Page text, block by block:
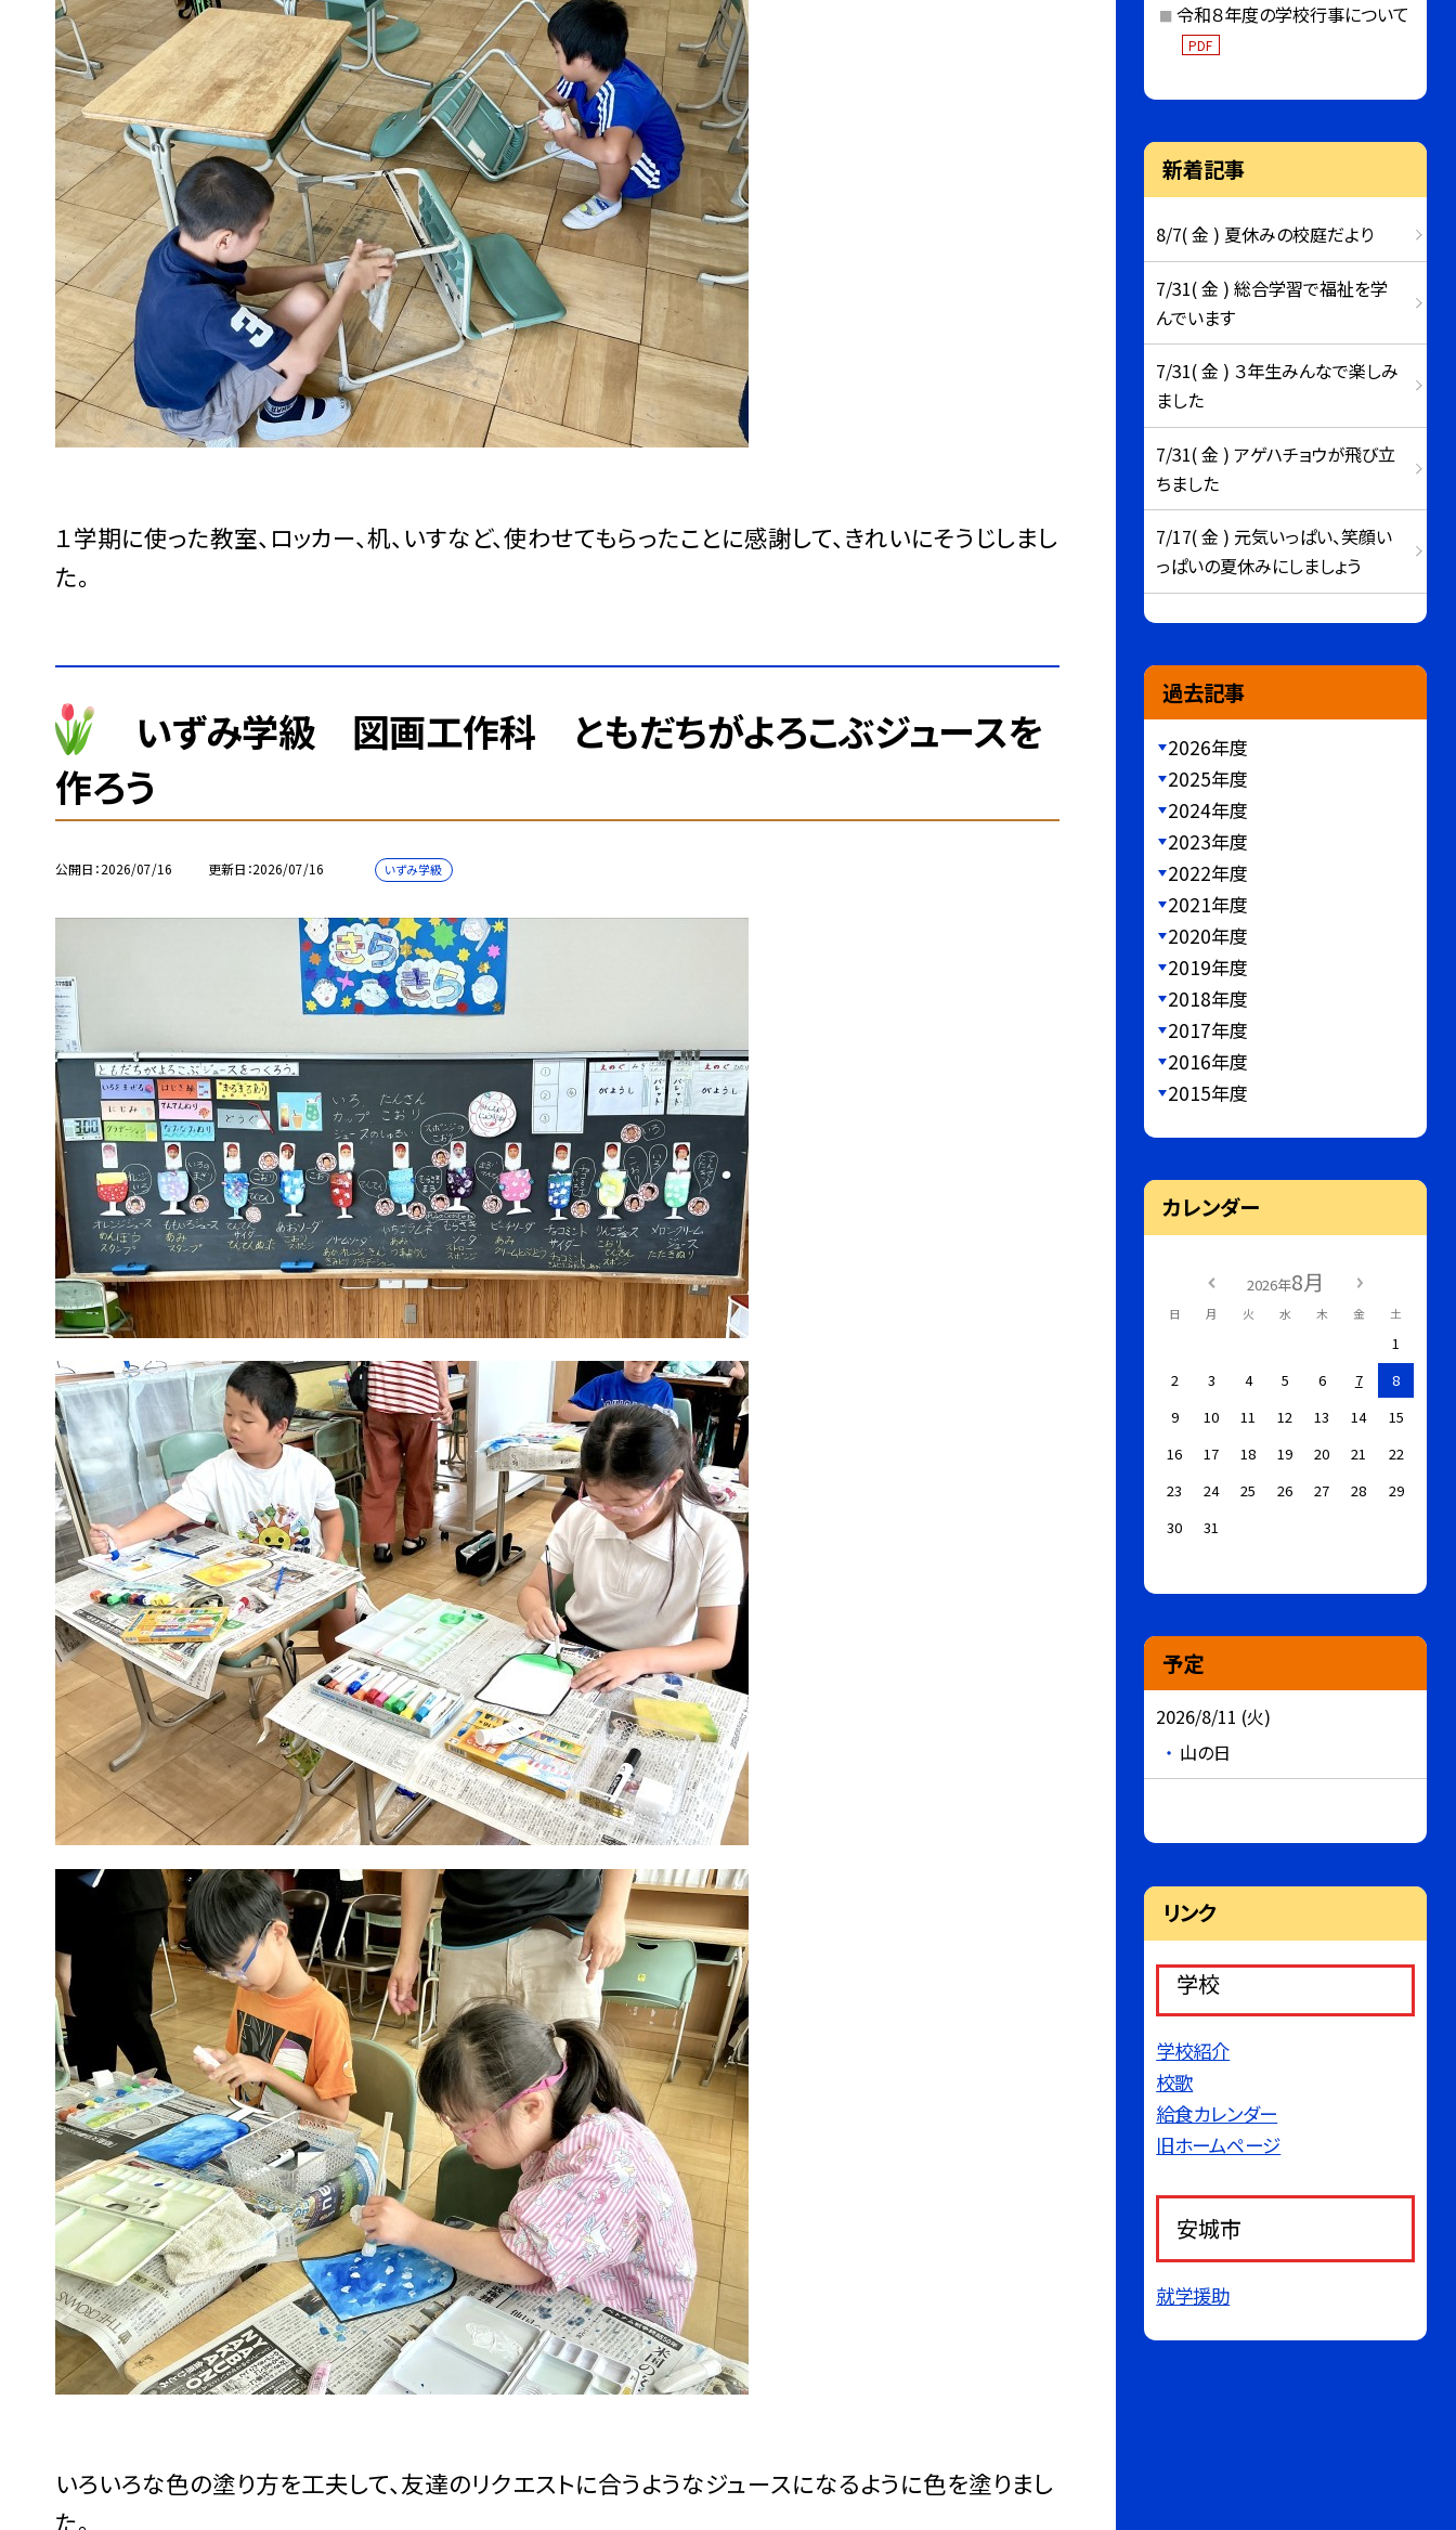
１学期に使った教室、ロッカー、机、いすなど、使わせてもらったことに感謝して、きれいにそうじしまし
た。
いずみ学級 図画工作科 ともだちがよろこぶジュースを
作ろう
公開日 2026/07/16 更新日 2026/07/16 いずみ学級
いろいろな色の塗り方を工夫して、友達のリクエストに合うようなジュースになるように色を塗りまし
た。
令和８年度の学校行事について
PDF
新着記事
8/7( 金 ) 夏休みの校庭だより
7/31( 金 ) 総合学習で福祉を学
んでいます
7/31( 金 ) ３年生みんなで楽しみ
ました
7/31( 金 ) アゲハチョウが飛び立
ちました
7/17( 金 ) 元気いっぱい、笑顔い
っぱいの夏休みにしましょう
過去記事
2026年度
2025年度
2024年度
2023年度
2022年度
2021年度
2020年度
2019年度
2018年度
2017年度
2016年度
2015年度
カレンダー
2026年8月
日 月 火 水 木 金 土
1
2
3 4 5 6 7
8
9
10 11 12 13 14
15
16
17 18 19 20 21
22
23
24 25 26 27 28
29
30
31
予定
2026/8/11 (火)
山の日
リンク
学校
学校紹介
校歌
給食カレンダー
旧ホームページ
安城市
就学援助